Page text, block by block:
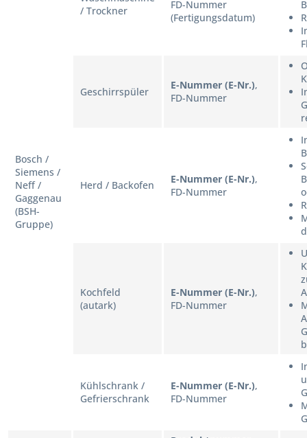
Bosch /
Siemens /
Neff /
Gaggenau
(BSH-
Gruppe)
/ Trockner
FD-Nummer
(Fertigungsdatum)
Geschirrspüler
E-Nummer (E-Nr.),
FD-Nummer
Herd / Backofen E-Nummer (E-Nr.),
FD-Nummer
Kochfeld
(autark)
E-Nummer (E-Nr.),
FD-Nummer
Kühlschrank /
Gefrierschrank
E-Nummer (E-Nr.),
FD-Nummer